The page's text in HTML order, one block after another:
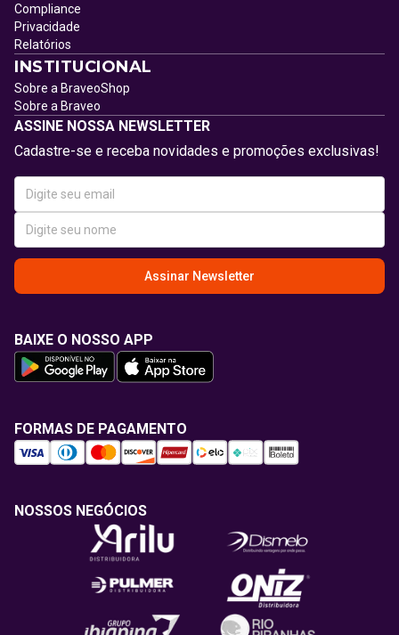
Compliance
Privacidade
Relatórios
INSTITUCIONAL
Sobre a BraveoShop
Sobre a Braveo
ASSINE NOSSA NEWSLETTER
Cadastre-se e receba novidades e promoções exclusivas!
Assinar Newsletter
BAIXE O NOSSO APP
FORMAS DE PAGAMENTO
NOSSOS NEGÓCIOS